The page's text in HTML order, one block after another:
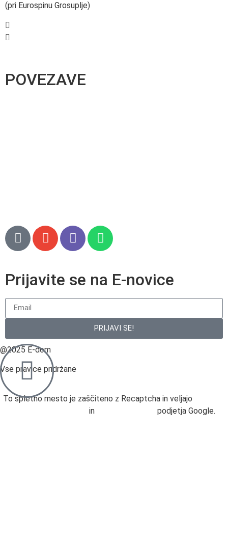
(pri Eurospinu Grosuplje)
POVEZAVE
Prijavite se na E-novice
PRIJAVI SE!
@2025 E-dom
Vse pravice pridržane
To spletno mesto je zaščiteno z Recaptcha in veljajo
in podjetja Google.